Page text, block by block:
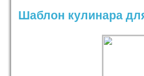
Шаблон кулинара